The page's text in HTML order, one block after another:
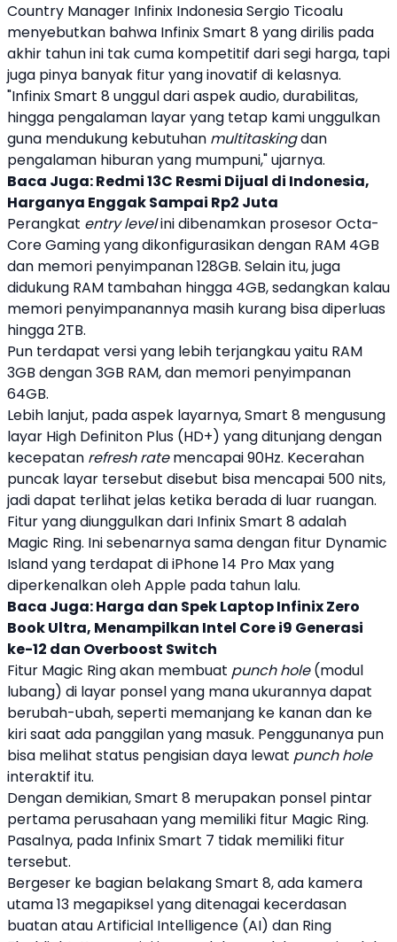
Country Manager Infinix Indonesia Sergio Ticoalu
menyebutkan bahwa InfinixSmart 8yang dirilis pada
akhir tahun ini tak cuma kompetitif dari segi harga, tapi
juga pinya banyak fitur yang inovatif di kelasnya.
"InfinixSmart 8unggul dari aspek audio, durabilitas,
hingga pengalaman layar yang tetap kami unggulkan
guna mendukung kebutuhan multitaskingdan
pengalaman hiburan yang mumpuni," ujarnya.
Baca Juga:Redmi 13C Resmi Dijual di Indonesia,
Harganya Enggak Sampai Rp2 Juta
Perangkat entry levelini dibenamkan prosesor Octa-
Core Gaming yang dikonfigurasikan dengan RAM 4GB
dan memori penyimpanan 128GB. Selain itu, juga
didukung RAM tambahan hingga 4GB, sedangkan kalau
memori penyimpanannya masih kurang bisa diperluas
hingga 2TB.
Pun terdapat versi yang lebih terjangkau yaitu RAM
3GB dengan 3GB RAM, dan memori penyimpanan
64GB.
Lebih lanjut, pada aspek layarnya,Smart 8 mengusung
layar High Definiton Plus (HD+) yang ditunjang dengan
kecepatan refresh ratemencapai 90Hz. Kecerahan
puncak layar tersebut disebut bisa mencapai 500 nits,
jadi dapat terlihat jelas ketika berada di luar ruangan.
Fitur yang diunggulkan dari InfinixSmart 8adalah
Magic Ring. Ini sebenarnya sama dengan fitur Dynamic
Islandyang terdapat di iPhone 14 Pro Max yang
diperkenalkan oleh Apple pada tahun lalu.
Baca Juga:Harga dan Spek Laptop Infinix Zero
Book Ultra, Menampilkan Intel Core i9 Generasi
ke-12 dan Overboost Switch
Fitur Magic Ringakan membuat punch hole(modul
lubang) di layar ponsel yang mana ukurannya dapat
berubah-ubah, seperti memanjang ke kanan dan ke
kiri saat ada panggilan yang masuk. Penggunanya pun
bisa melihat status pengisian daya lewat punch hole
interaktif itu.
Dengan demikian,Smart 8 merupakan ponsel pintar
pertama perusahaan yang memiliki fitur Magic Ring.
Pasalnya, pada InfinixSmart 7 tidak memiliki fitur
tersebut.
Bergeser ke bagian belakangSmart 8, ada kamera
utama 13 megapiksel yang ditenagai kecerdasan
buatan atau Artificial Intelligence (AI) dan Ring